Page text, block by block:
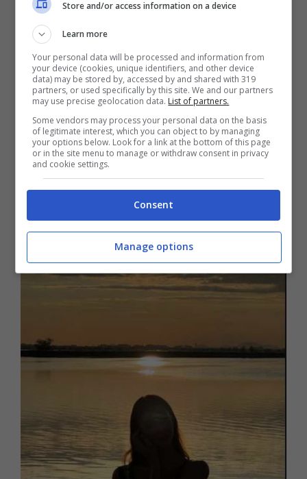
innamorati e felici. Nel corso di un’intervista,
Stefano ha anche parlano di un possibile
secondo matrimonio .”
Ne ho fatto uno
“, ha
detto lui, “ e quello nostro per come si è
svoltobasta e avanza per altre due-tre vite
Store and/or access information on a device
Learn more
Your personal data will be processed and information from
your device (cookies, unique identifiers, and other device
data) may be stored by, accessed by and shared with 319
partners, or used specifically by this site. We and our partners
may use precise geolocation data. List of partners.
Some vendors may process your personal data on the basis
of legitimate interest, which you can object to by managing
your options below. Look for a link at the bottom of this page
or in the site menu to manage or withdraw consent in privacy
and cookie settings.
Consent
Manage options